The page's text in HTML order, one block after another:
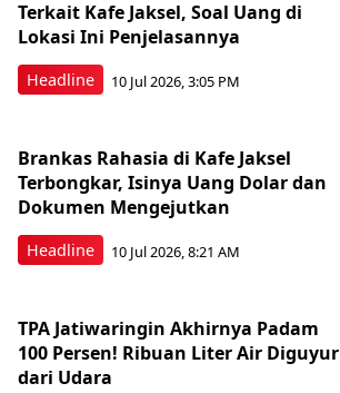
Headline
Terkait Kafe Jaksel, Soal Uang di
Lokasi Ini Penjelasannya
10 Jul 2026, 3:05 PM
Headline
Brankas Rahasia di Kafe Jaksel
Terbongkar, Isinya Uang Dolar dan
Dokumen Mengejutkan
10 Jul 2026, 8:21 AM
TPA Jatiwaringin Akhirnya Padam
100 Persen! Ribuan Liter Air Diguyur
dari Udara